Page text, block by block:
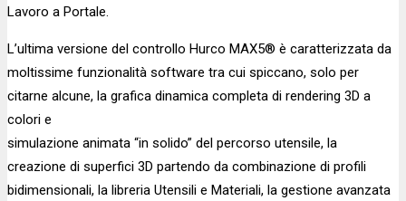
Lavoro a Portale.
L’ultima versione del controllo Hurco MAX5® è caratterizzata da
moltissime funzionalità software tra cui spiccano, solo per
citarne alcune, la grafica dinamica completa di rendering 3D a
colori e
simulazione animata “in solido” del percorso utensile, la
creazione di superfici 3D partendo da combinazione di profili
bidimensionali, la libreria Utensili e Materiali, la gestione avanzata